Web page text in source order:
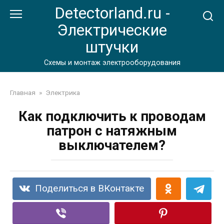
Detectorland.ru -
Электрические
штучки
Схемы и монтаж электрооборудования
Главная » Электрика
Как подключить к проводам
патрон с натяжным
выключателем?
Поделиться в ВКонтакте